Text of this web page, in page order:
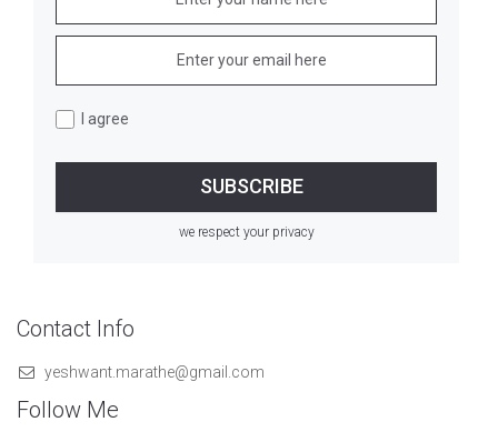
I agree
we respect your privacy
Contact Info
yeshwant.marathe@gmail.com
Follow Me